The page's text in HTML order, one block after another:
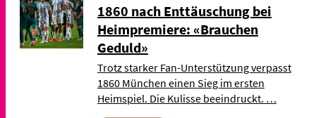
1860 nach Enttäuschung bei
Heimpremiere: «Brauchen
Geduld»
Trotz starker Fan-Unterstützung verpasst
1860 München einen Sieg im ersten
Heimspiel. Die Kulisse beeindruckt. …